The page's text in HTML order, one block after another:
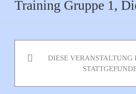
Training Gruppe 1,
DIESE VERANSTALTUNG